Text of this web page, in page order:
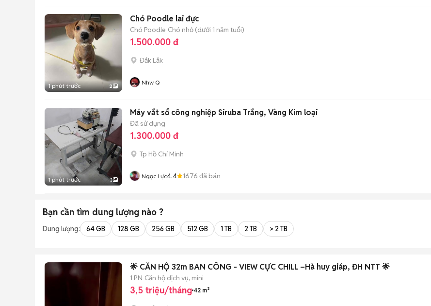
1 phút trước 2
Chó Poodle lai đực
Chó Poodle Chó nhỏ (dưới 1 năm tuổi)
1.500.000 đ
Đắk Lắk
Nhw Q
1 phút trước 3
Máy vắt sổ công nghiệp Siruba Trắng, Vàng Kim loại
Đã sử dụng
1.300.000 đ
Tp Hồ Chí Minh
Ngọc Lực4.4 1676 đã bán
Bạn cần tìm dung lượng nào ?
Dung lượng: 64 GB 128 GB 256 GB 512 GB 1 TB 2 TB > 2 TB
🌟 CĂN HỘ 32m BAN CÔNG - VIEW CỰC CHILL –Hà huy giáp, ĐH NTT 🌟
1 PN Căn hộ dịch vụ, mini
3,5 triệu/tháng 42 m²